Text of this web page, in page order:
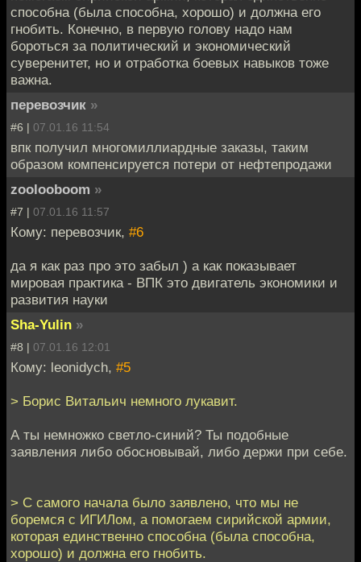
способна (была способна, хорошо) и должна его
гнобить. Конечно, в первую голову надо нам
бороться за политический и экономический
суверенитет, но и отработка боевых навыков тоже
важна.
перевозчик »
#6 | 07.01.16 11:54
впк получил многомиллиардные заказы, таким
образом компенсируется потери от нефтепродажи
zoolooboom »
#7 | 07.01.16 11:57
Кому: перевозчик, #6
да я как раз про это забыл ) а как показывает
мировая практика - ВПК это двигатель экономики и
развития науки
Sha-Yulin »
#8 | 07.01.16 12:01
Кому: leonidych, #5
> Борис Витальич немного лукавит.
А ты немножко светло-синий? Ты подобные
заявления либо обосновывай, либо держи при себе.
> С самого начала было заявлено, что мы не
боремся с ИГИЛом, а помогаем сирийской армии,
которая единственно способна (была способна,
хорошо) и должна его гнобить.